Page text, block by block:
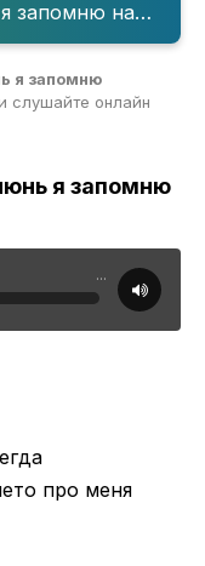
Rambl - Этот май июнь я запомню навсегда
я запомню
слушайте онлайн
я запомню
...
про меня